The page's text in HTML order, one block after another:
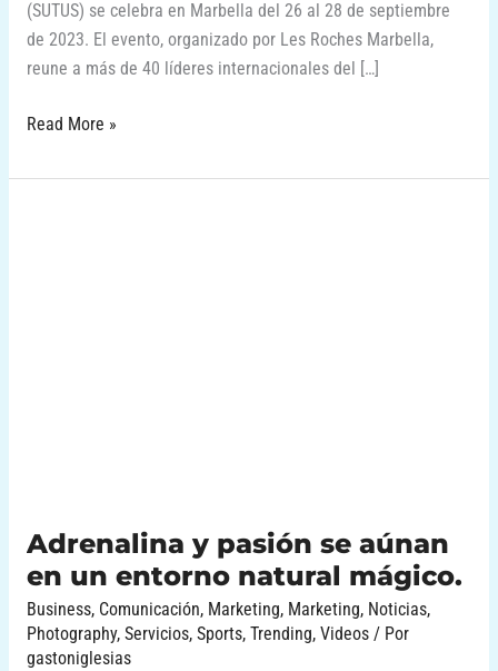
(SUTUS) se celebra en Marbella del 26 al 28 de septiembre
de 2023. El evento, organizado por Les Roches Marbella,
reune a más de 40 líderes internacionales del […]
Read More »
Adrenalina y pasión se aúnan
en un entorno natural mágico.
Business, Comunicación, Marketing, Marketing, Noticias,
Photography, Servicios, Sports, Trending, Videos/ Por
gastoniglesias